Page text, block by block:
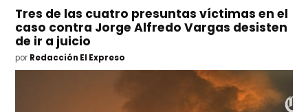
Tres de las cuatro presuntas víctimas en el
caso contra Jorge Alfredo Vargas desisten
de ir a juicio
por Redacción El Expreso